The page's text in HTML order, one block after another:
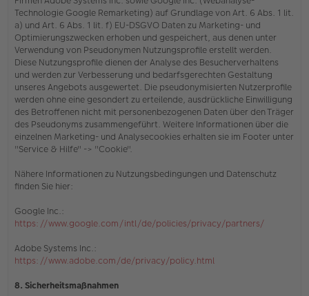
Technologie Google Remarketing) auf Grundlage von Art. 6 Abs. 1 lit.
a) und Art. 6 Abs. 1 lit. f) EU-DSGVO Daten zu Marketing- und
Optimierungszwecken erhoben und gespeichert, aus denen unter
Verwendung von Pseudonymen Nutzungsprofile erstellt werden.
Diese Nutzungsprofile dienen der Analyse des Besucherverhaltens
und werden zur Verbesserung und bedarfsgerechten Gestaltung
unseres Angebots ausgewertet. Die pseudonymisierten Nutzerprofile
werden ohne eine gesondert zu erteilende, ausdrückliche Einwilligung
des Betroffenen nicht mit personenbezogenen Daten über den Träger
des Pseudonyms zusammengeführt. Weitere Informationen über die
einzelnen Marketing- und Analysecookies erhalten sie im Footer unter
"Service & Hilfe" -> "Cookie".
Nähere Informationen zu Nutzungsbedingungen und Datenschutz
finden Sie hier:
Google Inc.:
https://www.google.com/intl/de/policies/privacy/partners/
Adobe Systems Inc.:
https://www.adobe.com/de/privacy/policy.html
8. Sicherheitsmaßnahmen